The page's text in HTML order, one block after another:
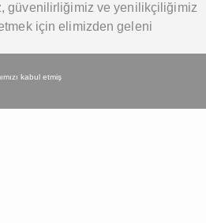
kabul etmiş
güvenilirliğimiz ve yenilikçiliğimiz
için elimizden geleni